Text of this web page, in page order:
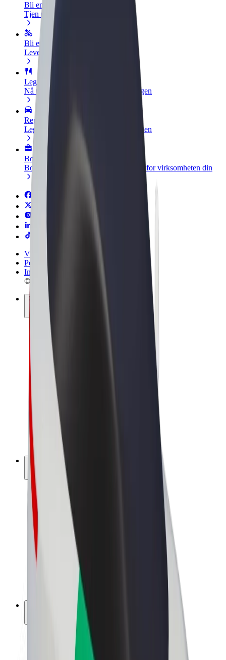
Bli en sjåfør
Tjen penger på egne vilkår
Bli et leveringsbud
Lever mat og få betalt ukentlig
Legg til en restaurant eller butikk
Nå ut til flere kunder og øk inntjeningen
Registrer deg som flåteeier
Legg til flåten din i Bolt og øk inntekten
Bolt for Business
Bolt-produkter og tjenester oppskalert for virksomheten din
Vilkår og betingelser
Personvern
Informasjonskapsler
© 2026 Bolt Technology OÜ
Produkter
Turer
Sparkesykler
Bolt Market
Bolt Food
Bolt Drive
Bolt for Business
El-sykler
Bolt Pluss
Tjen med Bolt
Sjåfører
Sjåførinntekter
Leveringsbud
Inntekter for leveringsbud
Bolt Food-partnere